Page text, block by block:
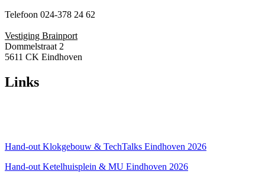
Telefoon 024-378 24 62
Vestiging Brainport
Dommelstraat 2
5611 CK Eindhoven
Links
Hand-out Klokgebouw & TechTalks Eindhoven 2026
Hand-out Ketelhuisplein & MU Eindhoven 2026